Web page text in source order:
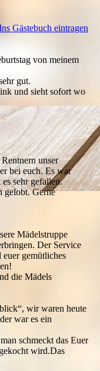
Gästebuch eintragen
von meinem
gut.
und sieht sofort wo
unser
bei euch. Es war
sehr gefallen.
gelobt. Gerne
Mädelstruppe
Der Service
euer gemütliches
die Mädels
wir waren heute
war es ein
schmeckt das Euer
wird.Das